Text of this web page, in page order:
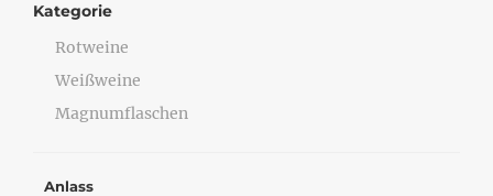
Kategorie
Rotweine
Weißweine
Magnumflaschen
Anlass